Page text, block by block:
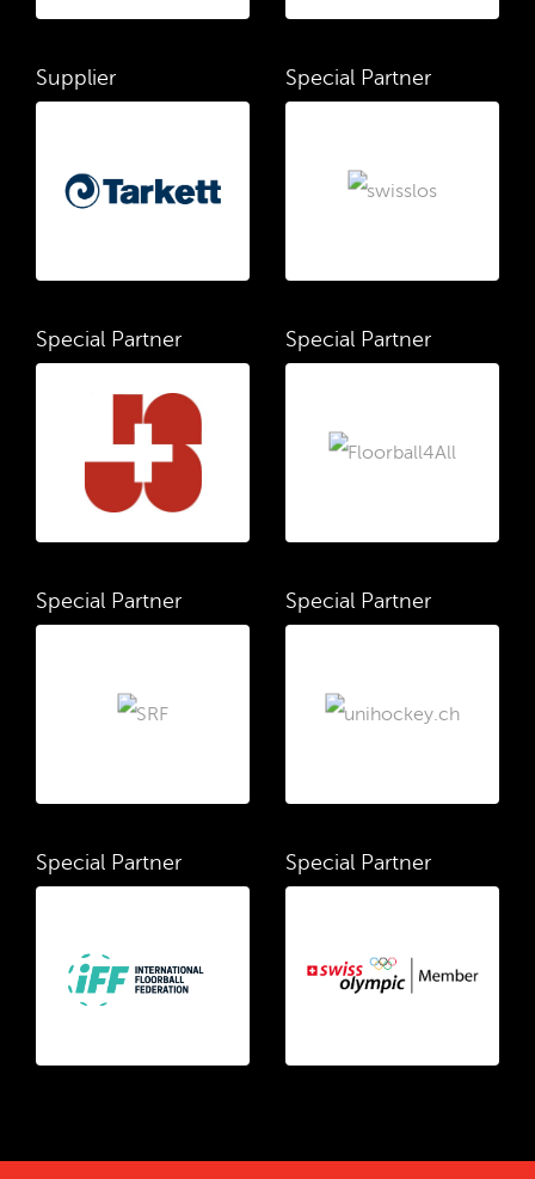
Supplier Special Partner
Special Partner Special Partner
Special Partner Special Partner
Special Partner Special Partner